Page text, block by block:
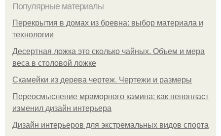
Популярные материалы
Перекрытия в домах из бревна: выбор материала и
технологии
Десертная ложка это сколько чайных. Объем и мера
веса в столовой ложке
Скамейки из дерева чертеж. Чертежи и размеры
Переосмысление мраморного камина: как пенопласт
изменил дизайн интерьера
Дизайн интерьеров для экстремальных видов спорта